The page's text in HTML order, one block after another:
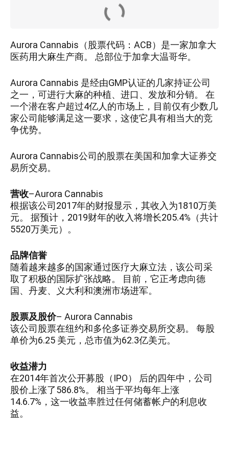
Aurora Cannabis（股票代码：ACB）是一家加拿大
医药用大麻生产商。 总部位于加拿大温哥华。
Aurora Cannabis 是经由GMP认证的几家持证公司
之一，可进行大麻的种植、进口、发放和分销。 在
一个潜在客户超过4亿人的市场上，目前仅有少数几
家公司能够满足这一要求，这使它具有相当大的竞
争优势。
Aurora Cannabis公司的股票在美国和加拿大证券交
易所交易。
营收–Aurora Cannabis
根据该公司2017年的财报显示，其收入为1810万美
元。 据预计，2019财年的收入将增长205.4%（共计
5520万美元）。
品牌信誉
随着越来越多的国家通过医疗大麻立法，该公司采
取了积极的国际扩张战略。 目前，它正考虑向德
国、丹麦、义大利和澳洲市场进军。
股票及股价– Aurora Cannabis
该公司股票在纽约和多伦多证券交易所交易。 每股
单价为6.25 美元，总市值为62.3亿美元。
收益潜力
在2014年首次公开募股（IPO） 后的四年中，公司
股价上涨了586.8%。 相当于平均每年上涨
14.6.7%，这一收益率胜过任何储蓄帐户的利息收
益。